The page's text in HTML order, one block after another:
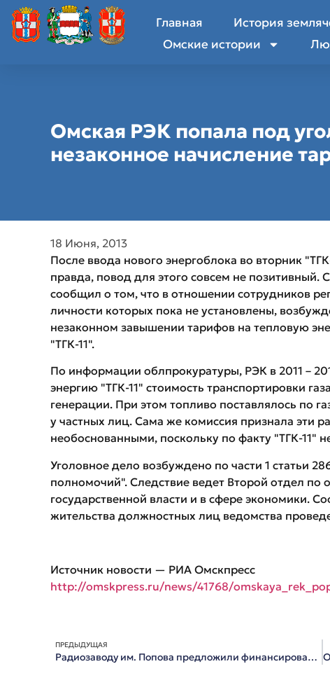
Главная История
Омские истории
Омская РЭК попала под
незаконное начисление
18 Июня, 2013
После ввода нового энергоблока во вторник
правда, повод для этого совсем не позитивный.
сообщил о том, что в отношении сотрудников
личности которых пока не установлены,
незаконном завышении тарифов на тепловую
"ТГК-11".
По информации облпрокуратуры, РЭК в 2011 –
энергию "ТГК-11" стоимость транспортировки
генерации. При этом топливо поставлялось по
у частных лиц. Сама же комиссия признала эти
необоснованными, поскольку по факту "ТГК-11"
Уголовное дело возбуждено по части 1 статьи
полномочий". Следствие ведет Второй отдел
государственной власти и в сфере экономики.
жительства должностных лиц ведомства
Источник новости — РИА Омскпресс
http://omskpress.ru/news/41768/
ПРЕДЫДУЩАЯ
Радиозаводу им. Попова предложили финансировать футбольный клуб «Иртыш»